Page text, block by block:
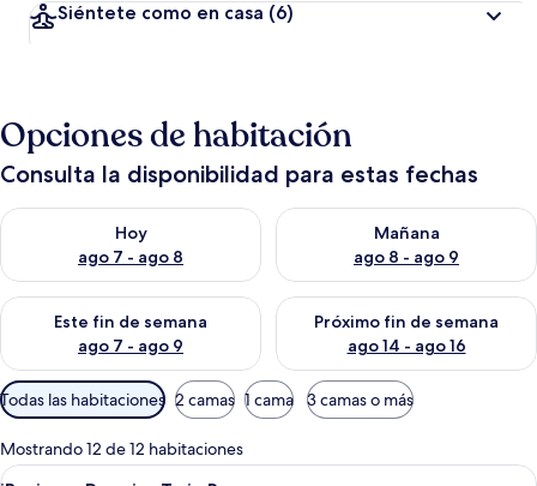
Siéntete como en casa (6)
Opciones de habitación
Consulta la disponibilidad para estas fechas
Hoy
ago 7 - ago 8
Consulta la disponibilidad para hoy ago 7 - ago 8
Mañana
ago 8 - ago 9
Consulta la disponibilidad
Este fin de semana
ago 7 - ago 9
Consulta la disponibilidad para este fin de semana ago 7 -
Próximo fin de semana
ago 14 - ago 16
Consulta la disponibilidad
Filtros
disponibles
para
las
Todas las habitaciones 2 camas 1 cama 3 camas o más
Mostrando 12 de 12 habitaciones
Abrir
Una habitación de hotel moderna